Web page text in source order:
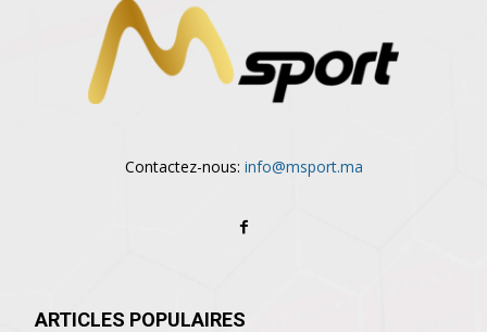
Contactez-nous: info@msport.ma
ARTICLES POPULAIRES